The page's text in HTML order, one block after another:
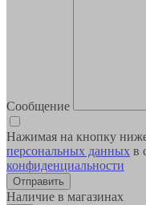
Сообщение
Нажимая на кнопку
персональных данных в
конфиденциальности
Наличие в магазинах